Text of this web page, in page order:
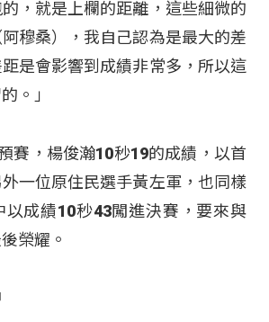
，就是上欄的距離，這些細微的
穆桑），我自己認為是最大的差
是會影響到成績非常多，所以這
。」
賽，楊俊瀚10秒19的成績，以首
一位原住民選手黃左軍，也同樣
以成績10秒43闖進決賽，要來與
榮耀。